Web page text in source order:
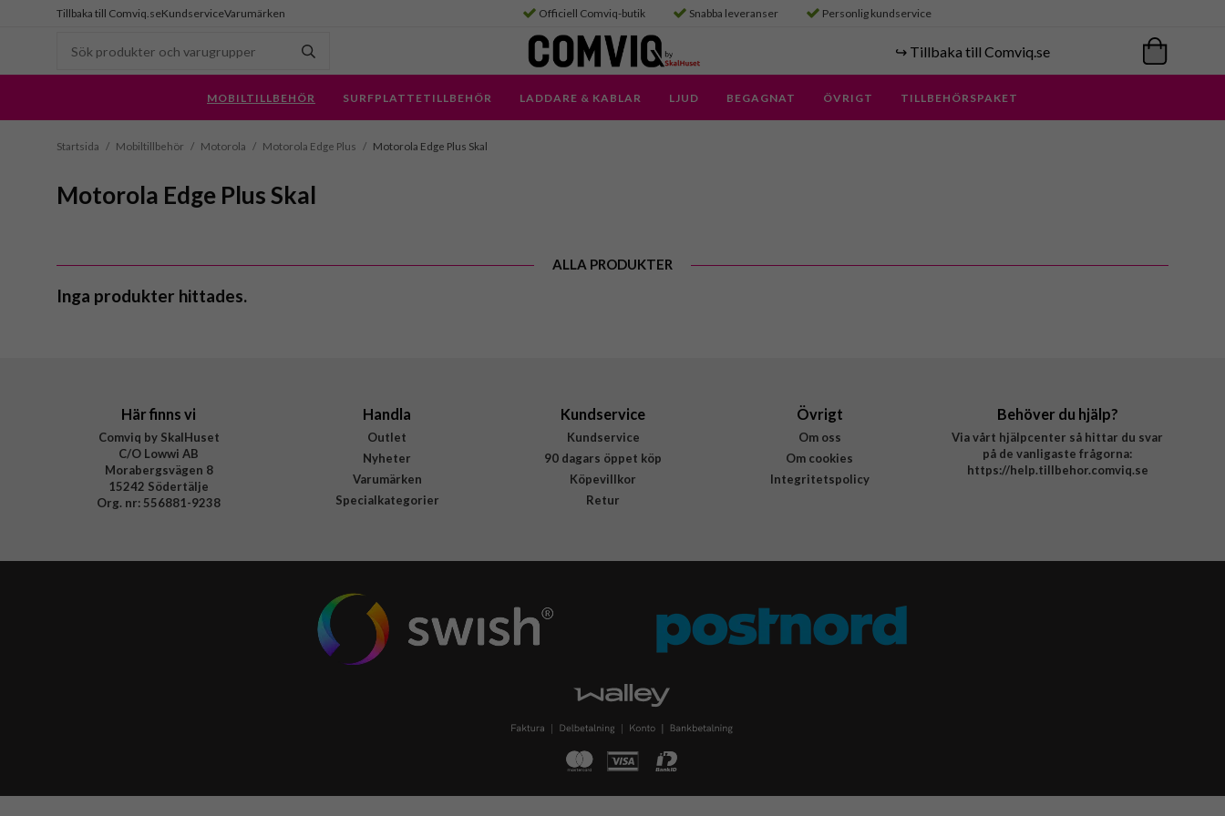
Tillbaka till Comviq.seKundserviceVarumärken Officiell Comviq-butik Snabba leveranser Personlig kundservice
↪️ Tillbaka till Comviq.se
MOBILTILLBEHÖR SURFPLATTETILLBEHÖR LADDARE & KABLAR LJUD BEGAGNAT ÖVRIGT TILLBEHÖRSPAKET
Startsida / Mobiltillbehör / Motorola / Motorola Edge Plus / Motorola Edge Plus Skal
Motorola Edge Plus Skal
ALLA PRODUKTER
Inga produkter hittades.
Här finns vi
Comviq by SkalHuset
C/O Lowwi AB
Morabergsvägen 8
15242 Södertälje
Org. nr: 556881-9238
Handla
Outlet
Nyheter
Varumärken
Specialkategorier
Kundservice
Kundservice
90 dagars öppet köp
Köpevillkor
Retur
Övrigt
Om oss
Om cookies
Integritetspolicy
Behöver du hjälp?
Via vårt hjälpcenter så hittar du svar
på de vanligaste frågorna:
https://help.tillbehor.comviq.se